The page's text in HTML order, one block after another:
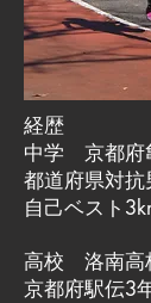
経歴
中学 京都府
都道府県対
自己ベスト
高校 洛南高
京都府駅伝3